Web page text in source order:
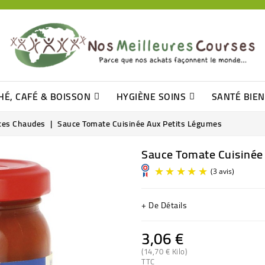
CAFÉ & BOISSON HYGIÈNE SOINS SANTÉ
Chaudes Sauce Tomate Cuisinée Aux Petits Légumes
Sauce Tomate
+ De Détails
3,06 €
(14,70 € Kilo)
TTC